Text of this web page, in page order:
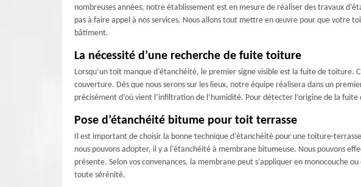
nombreuses années, notre établissement est en mesure de réaliser des travaux
pas à faire appel à nos services. Nous allons tout mettre en œuvre pour que votre
bâtiment.
La nécessité d’une recherche de fuite toiture
Lorsqu’un toit manque d’étanchéité, le premier signe visible est la fuite de
couverture. Dès que nous serons sur les lieux, notre équipe réalisera dans un
précisément d’où vient l’infiltration de l’humidité. Pour détecter l’origine de la
Pose d’étanchéité bitume pour toit terrasse
Il est important de choisir la bonne technique d’étanchéité pour une toiture-
nous pouvons adopter, il y a l’étanchéité à membrane bitumeuse. Nous pouvons
présente. Selon vos convenances, la membrane peut s’appliquer en monocouche
toute sérénité.